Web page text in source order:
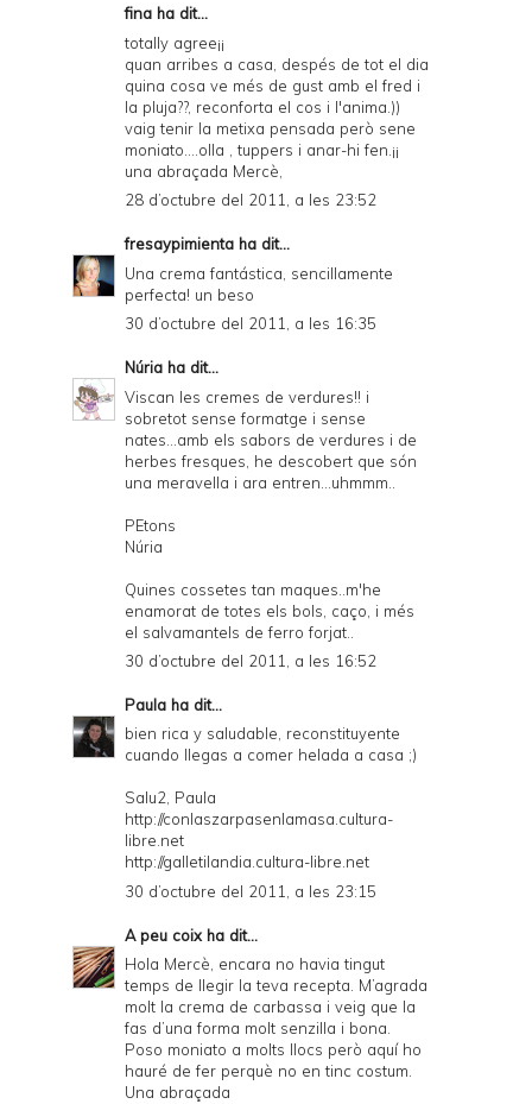
fina ha dit...
totally agree¡¡
quan arribes a casa, despés de tot el dia
quina cosa ve més de gust amb el fred i
la pluja??, reconforta el cos i l'anima.))
vaig tenir la metixa pensada però sene
moniato....olla , tuppers i anar-hi fen.¡¡
una abraçada Mercè,
28 d’octubre del 2011, a les 23:52
fresaypimienta ha dit...
Una crema fantástica, sencillamente
perfecta! un beso
30 d’octubre del 2011, a les 16:35
Núria ha dit...
Viscan les cremes de verdures!! i
sobretot sense formatge i sense
nates...amb els sabors de verdures i de
herbes fresques, he descobert que són
una meravella i ara entren...uhmmm..
PEtons
Núria
Quines cossetes tan maques..m'he
enamorat de totes els bols, caço, i més
el salvamantels de ferro forjat..
30 d’octubre del 2011, a les 16:52
Paula ha dit...
bien rica y saludable, reconstituyente
cuando llegas a comer helada a casa ;)
Salu2, Paula
http://conlaszarpasenlamasa.cultura-
libre.net
http://galletilandia.cultura-libre.net
30 d’octubre del 2011, a les 23:15
A peu coix ha dit...
Hola Mercè, encara no havia tingut
temps de llegir la teva recepta. M’agrada
molt la crema de carbassa i veig que la
fas d’una forma molt senzilla i bona.
Poso moniato a molts llocs però aquí ho
hauré de fer perquè no en tinc costum.
Una abraçada